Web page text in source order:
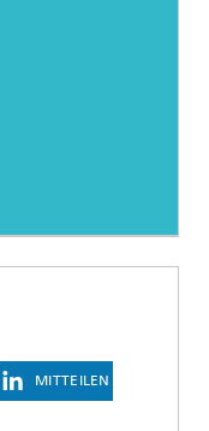
MITTEILEN